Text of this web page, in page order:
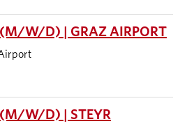
(M/W/D) | GRAZ AIRPORT
(M/W/D) | STEYR